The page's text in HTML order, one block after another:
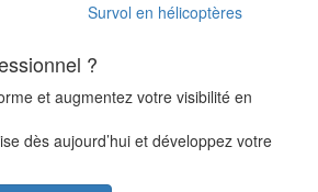
Survol en hélicoptères
?
et augmentez votre visibilité en
dès aujourd’hui et développez votre